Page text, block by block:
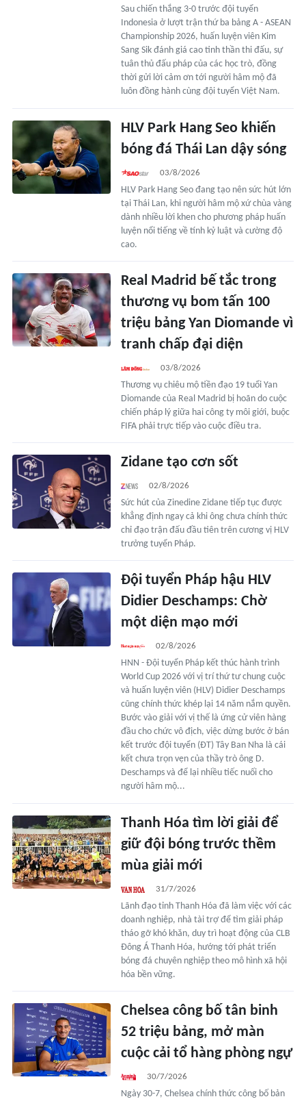
Sau chiến thắng 3-0 trước đội tuyển
Indonesia ở lượt trận thứ ba bảng A - ASEAN
Championship 2026, huấn luyện viên Kim
Sang Sik đánh giá cao tinh thần thi đấu, sự
tuân thủ đấu pháp của các học trò, đồng
thời gửi lời cảm ơn tới người hâm mộ đã
luôn đồng hành cùng đội tuyển Việt Nam.
HLV Park Hang Seo khiến
bóng đá Thái Lan dậy sóng
03/8/2026
HLV Park Hang Seo đang tạo nên sức hút lớn
tại Thái Lan, khi người hâm mộ xứ chùa vàng
dành nhiều lời khen cho phương pháp huấn
luyện nổi tiếng về tính kỷ luật và cường độ
cao.
Real Madrid bế tắc trong
thương vụ bom tấn 100
triệu bảng Yan Diomande vì
tranh chấp đại diện
03/8/2026
Thương vụ chiêu mộ tiền đạo 19 tuổi Yan
Diomande của Real Madrid bị hoãn do cuộc
chiến pháp lý giữa hai công ty môi giới, buộc
FIFA phải trực tiếp vào cuộc điều tra.
Zidane tạo cơn sốt
02/8/2026
Sức hút của Zinedine Zidane tiếp tục được
khẳng định ngay cả khi ông chưa chính thức
chỉ đạo trận đấu đầu tiên trên cương vị HLV
trưởng tuyển Pháp.
Đội tuyển Pháp hậu HLV
Didier Deschamps: Chờ
một diện mạo mới
02/8/2026
HNN - Đội tuyển Pháp kết thúc hành trình
World Cup 2026 với vị trí thứ tư chung cuộc
và huấn luyện viên (HLV) Didier Deschamps
cũng chính thức khép lại 14 năm nắm quyền.
Bước vào giải với vị thế là ứng cử viên hàng
đầu cho chức vô địch, việc dừng bước ở bán
kết trước đội tuyển (ĐT) Tây Ban Nha là cái
kết chưa trọn vẹn của thầy trò ông D.
Deschamps và để lại nhiều tiếc nuối cho
người hâm mộ...
Thanh Hóa tìm lời giải để
giữ đội bóng trước thềm
mùa giải mới
31/7/2026
Lãnh đạo tỉnh Thanh Hóa đã làm việc với các
doanh nghiệp, nhà tài trợ để tìm giải pháp
tháo gỡ khó khăn, duy trì hoạt động của CLB
Đông Á Thanh Hóa, hướng tới phát triển
bóng đá chuyên nghiệp theo mô hình xã hội
hóa bền vững.
Chelsea công bố tân binh
52 triệu bảng, mở màn
cuộc cải tổ hàng phòng ngự
30/7/2026
Ngày 30-7, Chelsea chính thức công bố bản